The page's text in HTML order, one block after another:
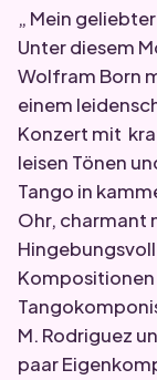
„ Mein
Unter diesem
Wolfram Born
einem
Konzert mit
leisen Tönen
Tango in
Ohr, charmant
M. Rodriguez
paar